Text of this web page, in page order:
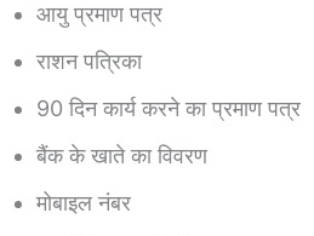
आयु प्रमाण पत्र
राशन पत्रिका
90 दिन कार्य करने का प्रमाण पत्र
बैंक के खाते का विवरण
मोबाइल नंबर